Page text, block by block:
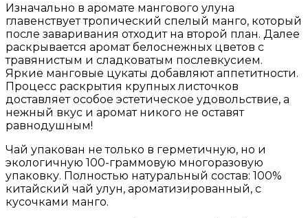
Изначально в аромате мангового улуна
главенствует тропический спелый манго, который
после заваривания отходит на второй план. Далее
раскрывается аромат белоснежных цветов с
травянистым и сладковатым послевкусием.
Яркие манговые цукаты добавляют аппетитности.
Процесс раскрытия крупных листочков
доставляет особое эстетическое удовольствие, а
нежный вкус и аромат никого не оставят
равнодушным!
Чай упакован не только в герметичную, но и
экологичную 100-граммовую многоразовую
упаковку. Полностью натуральный состав: 100%
китайский чай улун, ароматизированный, с
кусочками манго.